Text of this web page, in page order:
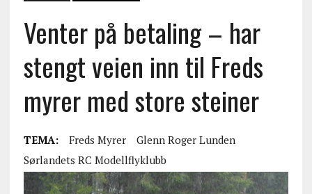
Venter på betaling – har
stengt veien inn til Freds
myrer med store steiner
TEMA: Freds Myrer
Glenn Roger Lunden
Sørlandets RC Modellflyklubb